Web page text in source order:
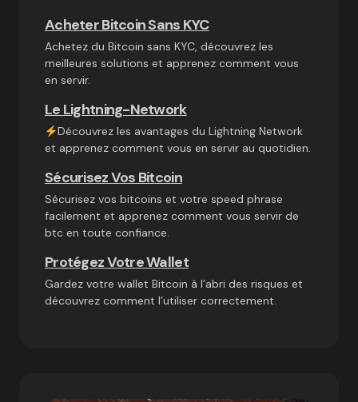
Acheter Bitcoin Sans KYC
Achetez du Bitcoin sans KYC, découvrez les
meilleures solutions et apprenez comment vous
en servir.
Le Lightning-Network
Découvrez les avantages du Lightning Network
et apprenez comment vous en servir au quotidien.
Sécurisez Vos Bitcoin
Sécurisez vos bitcoins et votre speed phrase
facilement et apprenez comment vous servir de
btc en toute confiance.
Protégez Votre Wallet
Gardez votre wallet Bitcoin à l’abri des risques et
découvrez comment l’utiliser correctement.